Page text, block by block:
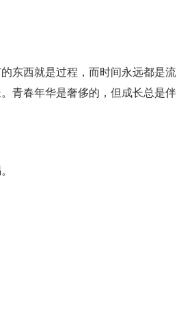
东西就是过程，而时间永远都是流
青春年华是奢侈的，但成长总是伴